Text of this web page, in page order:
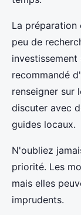
La préparation
peu de
recommandé
renseigner sur
discuter avec
guides locaux.
N'oubliez
priorité. Les
mais elles
imprudents.